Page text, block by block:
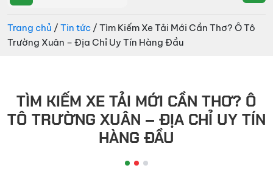
xe
tải,
xe
đầu
kéo
Trang chủ / Tin tức / Tìm Kiếm Xe Tải Mới Cần Thơ? Ô Tô
Trường Xuân – Địa Chỉ Uy Tín Hàng Đầu
TÌM KIẾM XE TẢI MỚI CẦN THƠ? Ô
TÔ TRƯỜNG XUÂN – ĐỊA CHỈ UY TÍN
HÀNG ĐẦU